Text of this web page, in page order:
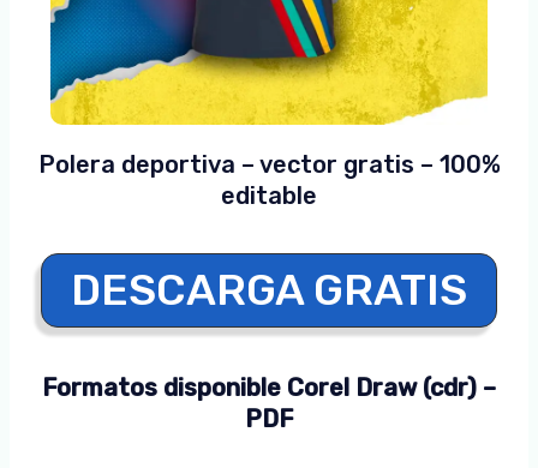
Polera deportiva – vector gratis – 100%
editable
DESCARGA GRATIS
Formatos disponible Corel Draw (cdr) –
PDF